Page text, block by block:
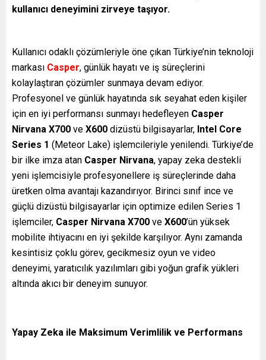
kullanıcı deneyimini zirveye taşıyor.
Kullanıcı odaklı çözümleriyle öne çıkan Türkiye’nin teknoloji
markası Casper, günlük hayatı ve iş süreçlerini
kolaylaştıran çözümler sunmaya devam ediyor.
Profesyonel ve günlük hayatında sık seyahat eden kişiler
için en iyi performansı sunmayı hedefleyen Casper
Nirvana X700 ve X600 dizüstü bilgisayarlar, Intel Core
Series 1 (Meteor Lake) işlemcileriyle yenilendi. Türkiye’de
bir ilke imza atan Casper Nirvana, yapay zeka destekli
yeni işlemcisiyle profesyonellere iş süreçlerinde daha
üretken olma avantajı kazandırıyor. Birinci sınıf ince ve
güçlü dizüstü bilgisayarlar için optimize edilen Series 1
işlemciler, Casper Nirvana X700 ve X600’ün yüksek
mobilite ihtiyacını en iyi şekilde karşılıyor. Aynı zamanda
kesintisiz çoklu görev, gecikmesiz oyun ve video
deneyimi, yaratıcılık yazılımları gibi yoğun grafik yükleri
altında akıcı bir deneyim sunuyor.
Yapay Zeka ile Maksimum Verimlilik ve Performans